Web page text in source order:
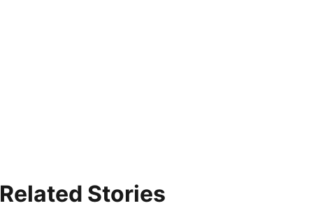
Related Stories